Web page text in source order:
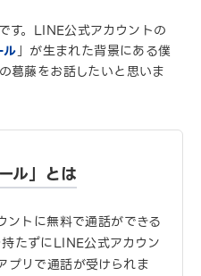
す。LINE公式アカウントの
」が生まれた背景にある僕
葛藤をお話したいと思いま
ル」とは
ントに無料で通話ができる
たずにLINE公式アカウン
プリで通話が受けられま